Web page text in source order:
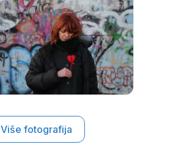
Više fotografija